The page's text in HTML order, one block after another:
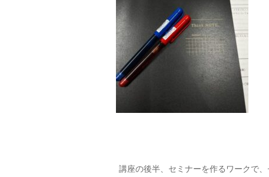
講座の後半、セミナーを作るワークで